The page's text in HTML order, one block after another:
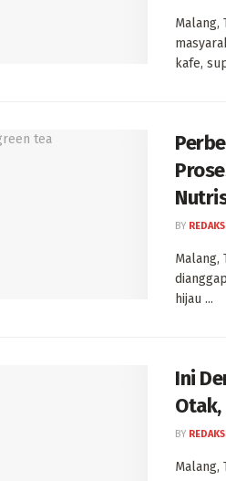
Malang,
kafe,
BY
Malang,
hijau ...
Ini
BY
Malang,